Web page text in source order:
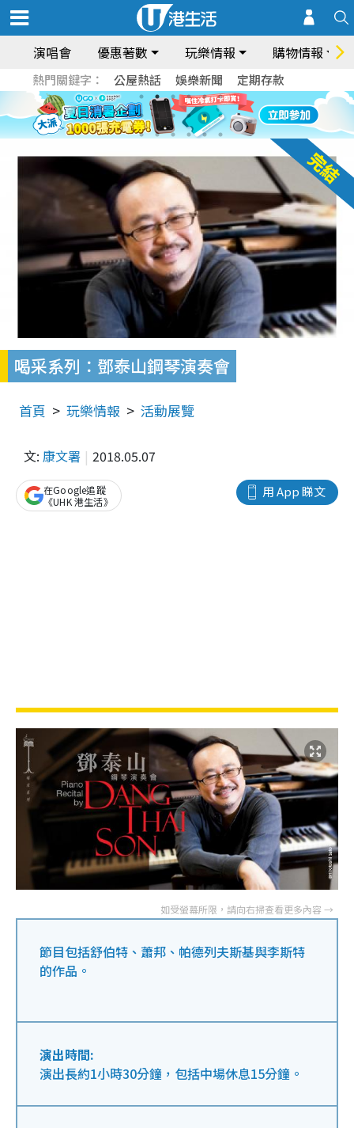
演唱會 優惠著數 玩樂情報 購物情報
熱門關鍵字： 公屋熱話 娛樂新聞 定期存款
喝采系列：鄧泰山鋼琴演奏會
首頁 玩樂情報 活動展覽
文: 康文署 2018.05.07
用 App 睇文
在Google追蹤
《UHK 港生活》
節目包括舒伯特、蕭邦、帕德列夫斯基與李斯特
的作品。
演出時間:
演出長約1小時30分鐘，包括中場休息15分鐘。